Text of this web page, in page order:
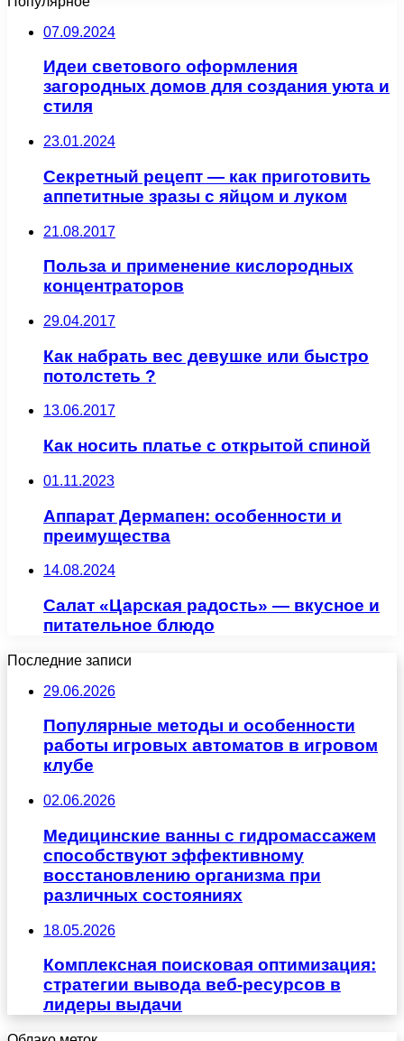
07.09.2024
Идеи светового оформления
загородных домов для создания уюта и
стиля
23.01.2024
Секретный рецепт — как приготовить
аппетитные зразы с яйцом и луком
21.08.2017
Польза и применение кислородных
концентраторов
29.04.2017
Как набрать вес девушке или быстро
потолстеть ?
13.06.2017
Как носить платье с открытой спиной
01.11.2023
Аппарат Дермапен: особенности и
преимущества
14.08.2024
Салат «Царская радость» — вкусное и
питательное блюдо
Последние записи
29.06.2026
Популярные методы и особенности
работы игровых автоматов в игровом
клубе
02.06.2026
Медицинские ванны с гидромассажем
способствуют эффективному
восстановлению организма при
различных состояниях
18.05.2026
Комплексная поисковая оптимизация:
стратегии вывода веб-ресурсов в
лидеры выдачи